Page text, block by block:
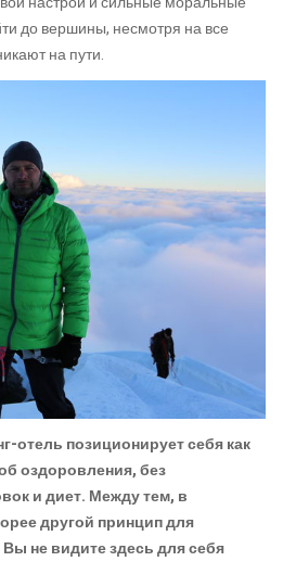
до вершины, несмотря на все
на пути.
отель позиционирует себя как
оздоровления, без
и диет. Между тем, в
другой принцип для
не видите здесь для себя